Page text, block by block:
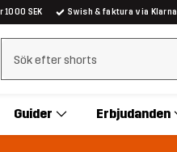
1000 SEK Swish & faktura via Klarna
Rensa sök
Guider Erbjudanden